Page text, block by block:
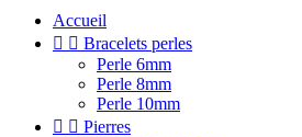
Accueil
  Bracelets perles
Perle 6mm
Perle 8mm
Perle 10mm
  Pierres